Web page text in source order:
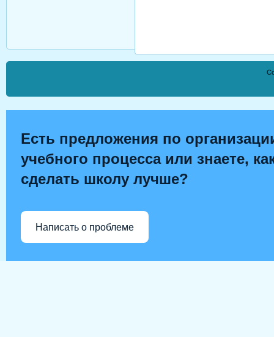
Есть предложения по
учебного процесса или знаете,
сделать школу лучше?
Написать о проблеме